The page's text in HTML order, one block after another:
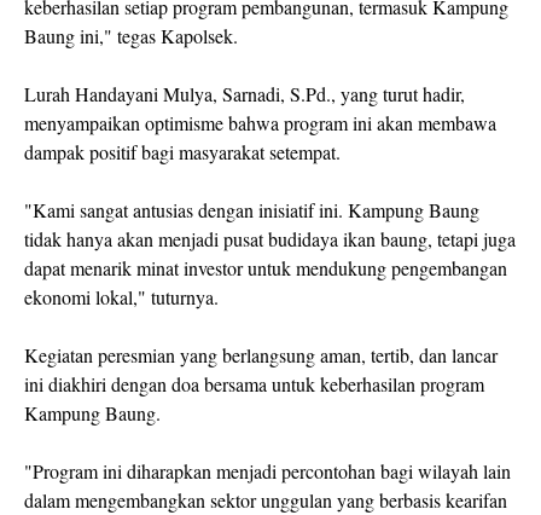
keberhasilan setiap program pembangunan, termasuk Kampung
Baung ini," tegas Kapolsek.
Lurah Handayani Mulya, Sarnadi, S.Pd., yang turut hadir,
menyampaikan optimisme bahwa program ini akan membawa
dampak positif bagi masyarakat setempat.
"Kami sangat antusias dengan inisiatif ini. Kampung Baung
tidak hanya akan menjadi pusat budidaya ikan baung, tetapi juga
dapat menarik minat investor untuk mendukung pengembangan
ekonomi lokal," tuturnya.
Kegiatan peresmian yang berlangsung aman, tertib, dan lancar
ini diakhiri dengan doa bersama untuk keberhasilan program
Kampung Baung.
"Program ini diharapkan menjadi percontohan bagi wilayah lain
dalam mengembangkan sektor unggulan yang berbasis kearifan